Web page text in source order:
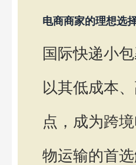
电商商家的理想选
国际快递小
以其低成本
点，成为跨
物运输的首选